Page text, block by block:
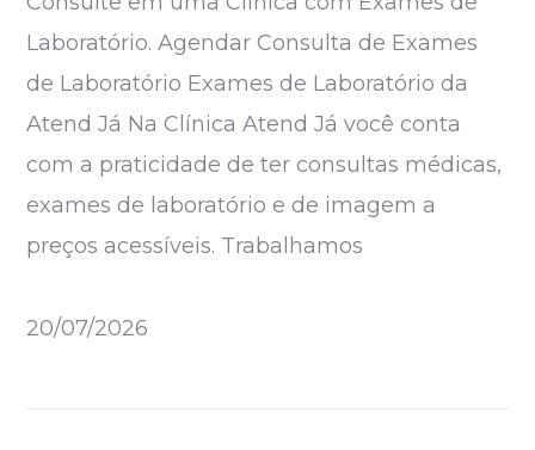
Laboratório. Agendar Consulta de Exames
de Laboratório Exames de Laboratório da
Atend Já Na Clínica Atend Já você conta
com a praticidade de ter consultas médicas,
exames de laboratório e de imagem a
preços acessíveis. Trabalhamos
20/07/2026